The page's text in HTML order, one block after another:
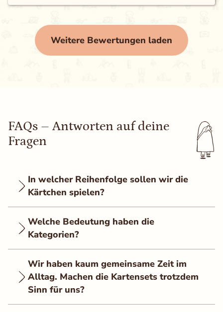
Weitere Bewertungen laden
FAQs – Antworten auf deine
Fragen
In welcher Reihenfolge sollen wir die
Kärtchen spielen?
Welche Bedeutung haben die
Kategorien?
Wir haben kaum gemeinsame Zeit im
Alltag. Machen die Kartensets trotzdem
Sinn für uns?